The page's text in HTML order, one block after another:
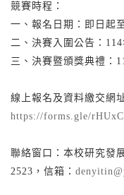
競賽時程：
一、報名日期：即日起
二、決賽入圍公告：
三、決賽暨頒獎典禮：
線上報名及資料繳交網址
https://forms.gle/
聯絡窗口：本校研究發
2523，信箱：